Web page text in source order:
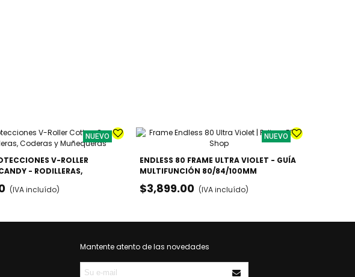
NUEVO
V-ROLLER
- RODILLERAS,
MUÑEQUERAS
(IVA incluído)
NUEVO
ENDLESS 80 FRAME ULTRA VIOLET - GUÍA
MULTIFUNCIÓN 80/84/100MM
$3,899.00 (IVA incluído)
Mantente atento de las novedades